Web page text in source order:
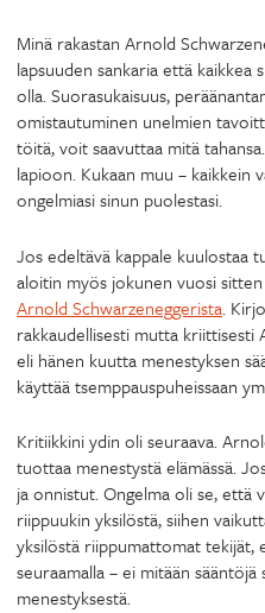
Minä rakastan Arnold
lapsuuden sankaria että kaikkea
olla. Suorasukaisuus,
omistautuminen unelmien
töitä, voit saavuttaa mitä
lapioon. Kukaan muu – kaikkein
ongelmiasi sinun puolestasi.
Jos edeltävä kappale kuulostaa
aloitin myös jokunen vuosi
Arnold Schwarzeneggerista.
rakkaudellisesti mutta kriittisesti
eli hänen kuutta menestyksen
käyttää tsemppauspuheissaan
Kritiikkini ydin oli seuraava.
tuottaa menestystä elämässä.
ja onnistut. Ongelma oli se, että
riippuukin yksilöstä, siihen
yksilöstä riippumattomat tekijät,
seuraamalla – ei mitään
menestyksestä.